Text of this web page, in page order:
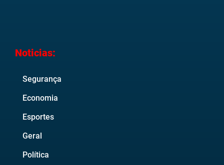
Noticias:
Segurança
Economia
Esportes
Geral
Política